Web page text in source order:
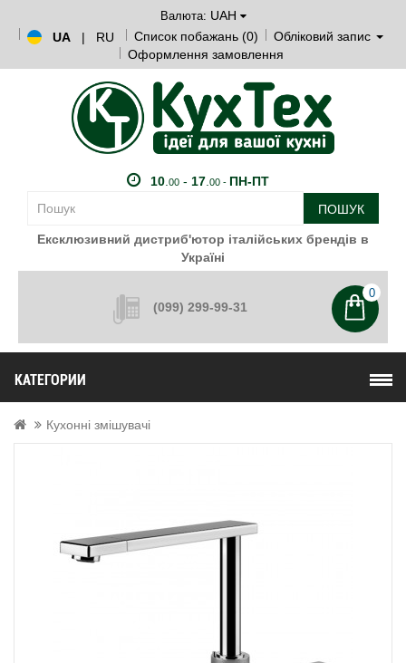
Валюта: UAH
UA
| RU Список побажань (0)
Обліковий запис
Оформлення замовлення
10. 00- 17. 00 - ПН-ПТ
ПОШУК
Ексклюзивний дистриб'ютор італійських брендів в
Україні
(099) 299-99-31
0
КАТЕГОРИИ
Кухонні змішувачі